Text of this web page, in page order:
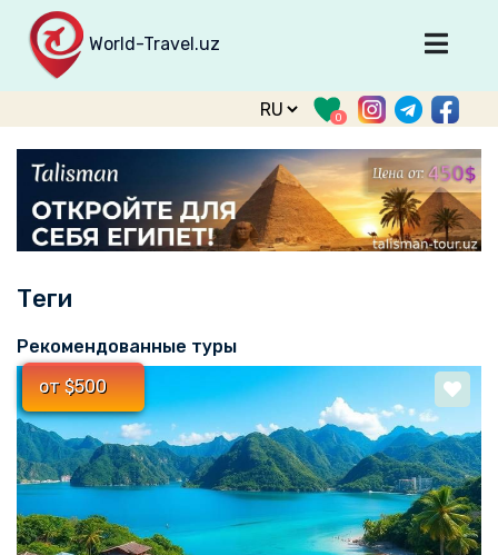
World-Travel.uz
Главная
Направления
Туры
Тур. фирмы
Войти
Зарегистрироваться
support@world-travel.uz
0
Теги
Рекомендованные туры
от $500